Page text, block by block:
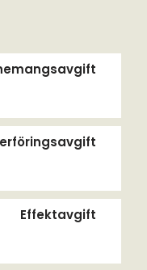
Effektavgift